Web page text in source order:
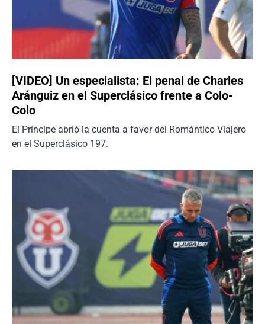
[VIDEO] Un especialista: El penal de Charles
Aránguiz en el Superclásico frente a Colo-
Colo
El Príncipe abrió la cuenta a favor del Romántico Viajero
en el Superclásico 197.